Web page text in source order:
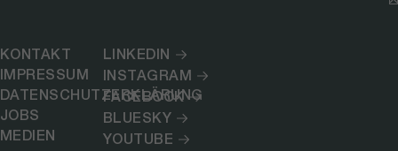
KONTAKT
IMPRESSUM
DATENSCHUTZERKLÄRUNG
JOBS
MEDIEN
LINKEDIN
INSTAGRAM
FACEBOOK
BLUESKY
YOUTUBE